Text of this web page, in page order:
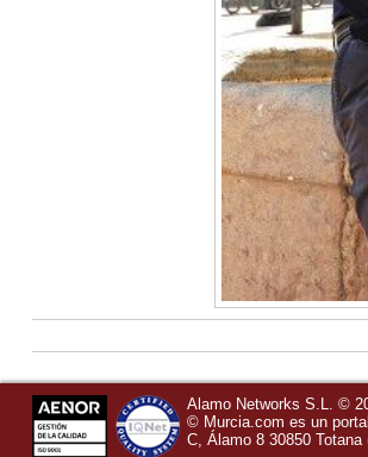
Alamo Networks S.L. ©
© Murcia.com es un
C, Álamo 8 30850 Totana